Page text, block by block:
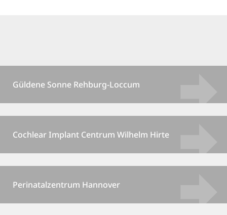
Güldene Sonne Rehburg-Loccum
Cochlear Implant Centrum Wilhelm Hirte
Perinatalzentrum Hannover